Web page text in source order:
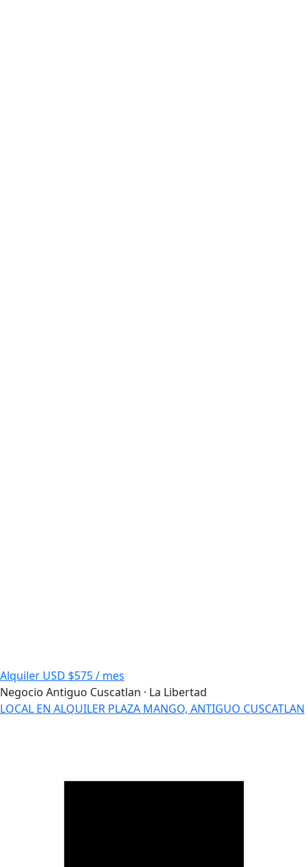
Alquiler USD $575 / mes
Negocio Antiguo Cuscatlan · La Libertad
LOCAL EN ALQUILER PLAZA MANGO, ANTIGUO CUSCATLAN